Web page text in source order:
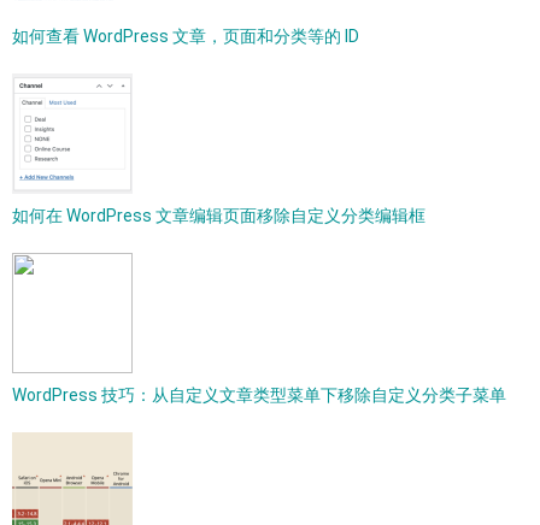
如何查看 WordPress 文章，页面和分类等的 ID
如何在 WordPress 文章编辑页面移除自定义分类编辑框
WordPress 技巧：从自定义文章类型菜单下移除自定义分类子菜单